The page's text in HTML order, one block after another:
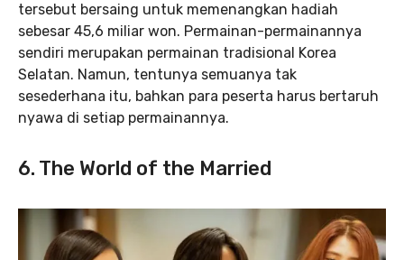
tersebut bersaing untuk memenangkan hadiah
sebesar 45,6 miliar won. Permainan-permainannya
sendiri merupakan permainan tradisional Korea
Selatan. Namun, tentunya semuanya tak
sesederhana itu, bahkan para peserta harus bertaruh
nyawa di setiap permainannya.
6. The World of the Married